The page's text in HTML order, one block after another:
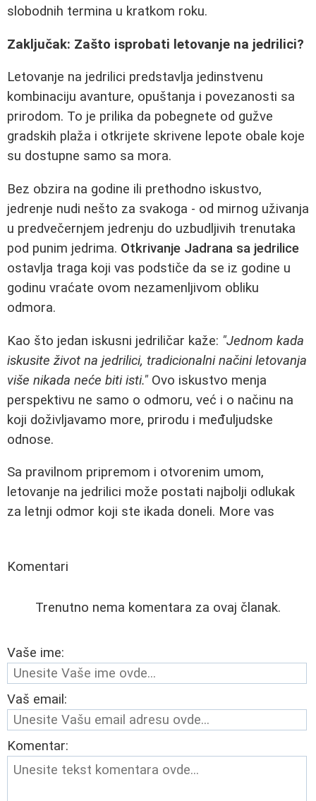
slobodnih termina u kratkom roku.
Zaključak: Zašto isprobati letovanje na jedrilici?
Letovanje na jedrilici predstavlja jedinstvenu
kombinaciju avanture, opuštanja i povezanosti sa
prirodom. To je prilika da pobegnete od gužve
gradskih plaža i otkrijete skrivene lepote obale koje
su dostupne samo sa mora.
Bez obzira na godine ili prethodno iskustvo,
jedrenje nudi nešto za svakoga - od mirnog uživanja
u predvečernjem jedrenju do uzbudljivih trenutaka
pod punim jedrima. Otkrivanje Jadrana sa jedrilice
ostavlja traga koji vas podstiče da se iz godine u
godinu vraćate ovom nezamenljivom obliku
odmora.
Kao što jedan iskusni jedriličar kaže: "Jednom kada
iskusite život na jedrilici, tradicionalni načini letovanja
više nikada neće biti isti." Ovo iskustvo menja
perspektivu ne samo o odmoru, već i o načinu na
koji doživljavamo more, prirodu i međuljudske
odnose.
Sa pravilnom pripremom i otvorenim umom,
letovanje na jedrilici može postati najbolji odlukak
za letnji odmor koji ste ikada doneli. More vas
Komentari
Trenutno nema komentara za ovaj članak.
Vaše ime:
Vaš email:
Komentar: